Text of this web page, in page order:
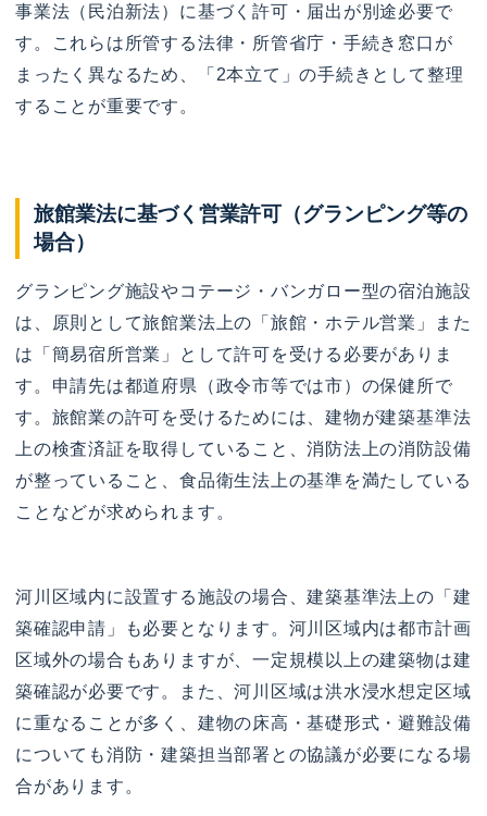
事業法（民泊新法）に基づく許可・届出が別途必要で
す。これらは所管する法律・所管省庁・手続き窓口が
まったく異なるため、「2本立て」の手続きとして整理
することが重要です。
旅館業法に基づく営業許可（グランピング等の
場合）
グランピング施設やコテージ・バンガロー型の宿泊施設
は、原則として旅館業法上の「旅館・ホテル営業」また
は「簡易宿所営業」として許可を受ける必要がありま
す。申請先は都道府県（政令市等では市）の保健所で
す。旅館業の許可を受けるためには、建物が建築基準法
上の検査済証を取得していること、消防法上の消防設備
が整っていること、食品衛生法上の基準を満たしている
ことなどが求められます。
河川区域内に設置する施設の場合、建築基準法上の「建
築確認申請」も必要となります。河川区域内は都市計画
区域外の場合もありますが、一定規模以上の建築物は建
築確認が必要です。また、河川区域は洪水浸水想定区域
に重なることが多く、建物の床高・基礎形式・避難設備
についても消防・建築担当部署との協議が必要になる場
合があります。